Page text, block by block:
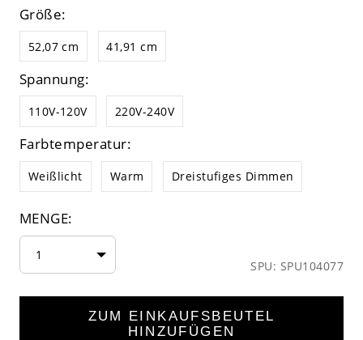
Größe:
52,07 cm 41,91 cm
Spannung:
110V-120V 220V-240V
Farbtemperatur:
Weißlicht Warm Dreistufiges Dimmen
MENGE:
1
SPU: SPU104077
ZUM EINKAUFSBEUTEL
HINZUFÜGEN